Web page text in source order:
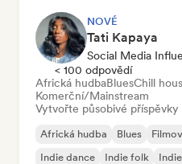
NOVÉ
Tati Kapaya
Social Media
< 100 odpovědí
Africká hudbaBluesChill
Komerční/Mainstream
Vytvořte působivé
Africká hudba Blues
Indie dance
Indie folk